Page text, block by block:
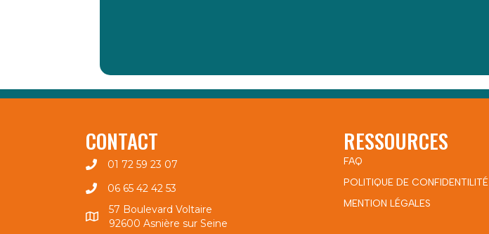
CONTACT
01 72 59 23 07
06 65 42 42 53
57 Boulevard Voltaire
92600 Asnière sur Seine
RESSOURCES
FAQ
POLITIQUE DE CONFIDENTILITÉ
MENTION LÉGALES